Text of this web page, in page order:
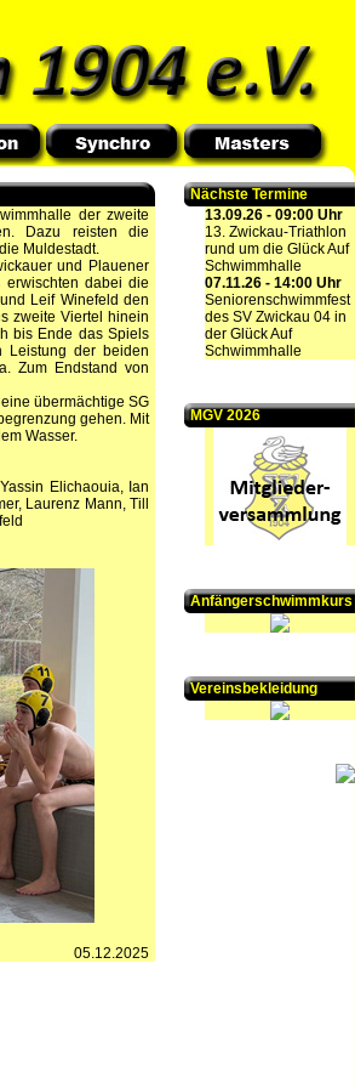
der zweite
Dazu reisten die
Muldestadt.
und Plauener
erwischten dabei die
Leif Winefeld den
zweite Viertel hinein
bis Ende das Spiels
Leistung der beiden
Zum Endstand von
übermächtige SG
gehen. Mit
Wasser.
Elichaouia, Ian
Laurenz Mann, Till
05.12.2025
Nächste Termine
13.09.26 - 09:00 Uhr
13. Zwickau-Triathlon
rund um die Glück Auf
Schwimmhalle
07.11.26 - 14:00 Uhr
Seniorenschwimmfest
des SV Zwickau 04 in
der Glück Auf
Schwimmhalle
MGV 2026
Anfängerschwimmkurs
Vereinsbekleidung